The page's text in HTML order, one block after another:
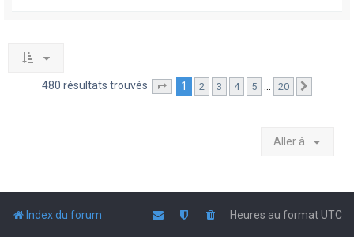
480 résultats trouvés Page sur20
1 2 3 4 5 … 20
Aller à
Index du forum Heures au formatUTC